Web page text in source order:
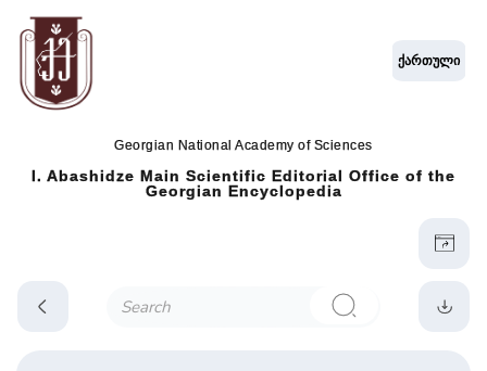
Georgian National Academy of Sciences
I. Abashidze Main Scientific Editorial Office of the
Georgian Encyclopedia
ქართული